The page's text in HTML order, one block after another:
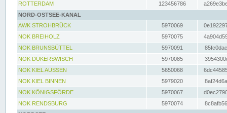
ROTTERDAM
123456786
NORD-OSTSEE-KANAL
AWK STROHBRÜCK
5970069
NOK BREIHOLZ
5970075
NOK BRUNSBÜTTEL
5970091
NOK DÜKERSWISCH
5970085
NOK KIEL AUSSEN
5650068
NOK KIEL BINNEN
5979020
NOK KÖNIGSFÖRDE
5970067
NOK RENDSBURG
5970074